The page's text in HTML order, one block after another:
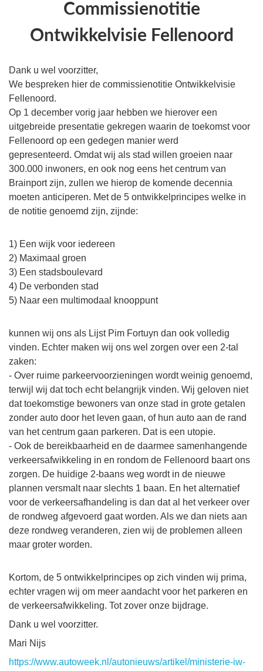
Commissienotitie
Ontwikkelvisie Fellenoord
Dank u wel voorzitter,
We bespreken hier de commissienotitie Ontwikkelvisie
Fellenoord.
Op 1 december vorig jaar hebben we hierover een
uitgebreide presentatie gekregen waarin de toekomst voor
Fellenoord op een gedegen manier werd
gepresenteerd. Omdat wij als stad willen groeien naar
300.000 inwoners, en ook nog eens het centrum van
Brainport zijn, zullen we hierop de komende decennia
moeten anticiperen. Met de 5 ontwikkelprincipes welke in
de notitie genoemd zijn, zijnde:
1) Een wijk voor iedereen
2) Maximaal groen
3) Een stadsboulevard
4) De verbonden stad
5) Naar een multimodaal knooppunt
kunnen wij ons als Lijst Pim Fortuyn dan ook volledig
vinden. Echter maken wij ons wel zorgen over een 2-tal
zaken:
- Over ruime parkeervoorzieningen wordt weinig genoemd,
terwijl wij dat toch echt belangrijk vinden. Wij geloven niet
dat toekomstige bewoners van onze stad in grote getalen
zonder auto door het leven gaan, of hun auto aan de rand
van het centrum gaan parkeren. Dat is een utopie.
- Ook de bereikbaarheid en de daarmee samenhangende
verkeersafwikkeling in en rondom de Fellenoord baart ons
zorgen. De huidige 2-baans weg wordt in de nieuwe
plannen versmalt naar slechts 1 baan. En het alternatief
voor de verkeersafhandeling is dan dat al het verkeer over
de rondweg afgevoerd gaat worden. Als we dan niets aan
deze rondweg veranderen, zien wij de problemen alleen
maar groter worden.
Kortom, de 5 ontwikkelprincipes op zich vinden wij prima,
echter vragen wij om meer aandacht voor het parkeren en
de verkeersafwikkeling. Tot zover onze bijdrage.
Dank u wel voorzitter.
Mari Nijs
https://www.autoweek.nl/autonieuws/artikel/ministerie-iw-